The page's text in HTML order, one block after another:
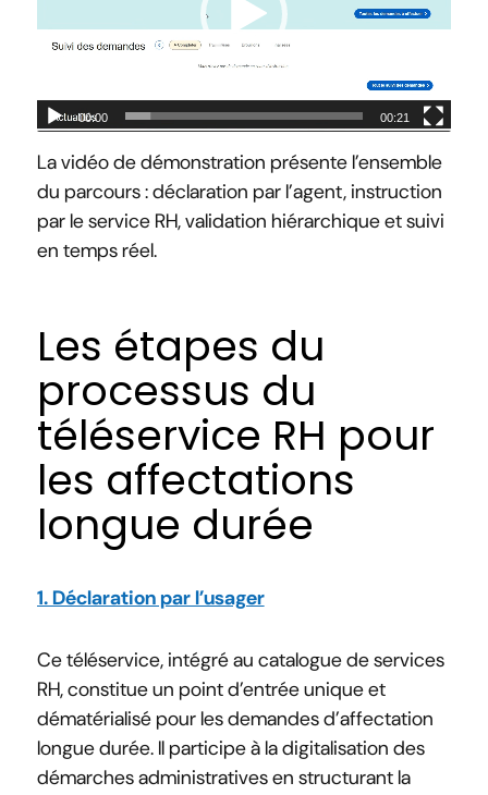
00:00 00:21
La vidéo de démonstration présente l’ensemble
du parcours : déclaration par l’agent, instruction
par le service RH, validation hiérarchique et suivi
en temps réel.
Les étapes du
processus du
téléservice RH pour
les affectations
longue durée
1. Déclaration par l’usager
Ce téléservice, intégré au catalogue de services
RH, constitue un point d’entrée unique et
dématérialisé pour les demandes d’affectation
longue durée. Il participe à la digitalisation des
démarches administratives en structurant la